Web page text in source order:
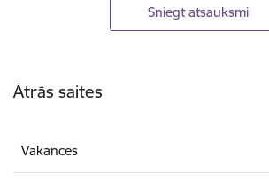
Sniegt atsauksmi
Ātrās saites
Vakances